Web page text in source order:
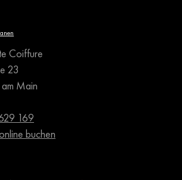
Coiffure
23
Main
169
buchen